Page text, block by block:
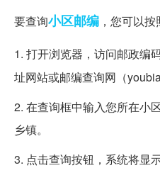
要查询小区邮编 ，您可以
1. 打开浏览器，访问邮政编
址网站或邮编查询网（
2. 在查询框中输入您所在小
乡镇。
3. 点击查询按钮，系统将显